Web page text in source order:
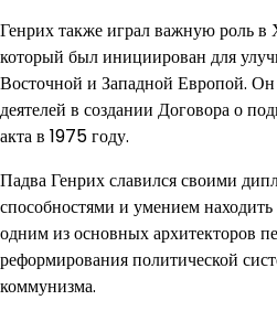
Генрих также играл важную роль в
который был инициирован для
Восточной и Западной Европой.
деятелей в создании Договора о
акта в 1975 году.
Падва Генрих славился своими
способностями и умением
одним из основных архитекторов
реформирования политической
коммунизма.